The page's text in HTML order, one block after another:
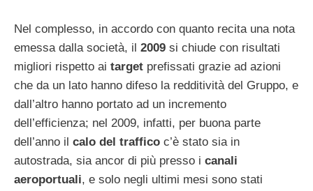
Nel complesso, in accordo con quanto recita una nota
emessa dalla società, il 2009 si chiude con risultati
migliori rispetto ai target prefissati grazie ad azioni
che da un lato hanno difeso la redditività del Gruppo, e
dall’altro hanno portato ad un incremento
dell’efficienza; nel 2009, infatti, per buona parte
dell’anno il calo del traffico c’è stato sia in
autostrada, sia ancor di più presso i canali
aeroportuali, e solo negli ultimi mesi sono stati